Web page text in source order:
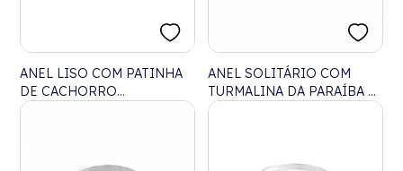
ANEL LISO COM PATINHA
DE CACHORRO
CRAVEJADO
ANEL SOLITÁRIO COM
TURMALINA DA PARAÍBA E
ZIRCÔNIA BRANCA